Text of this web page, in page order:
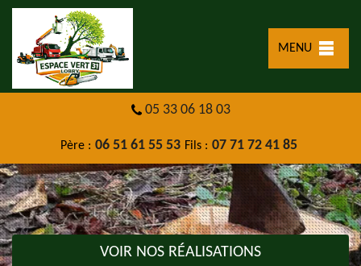
MENU
05 33 06 18 03
Père : 06 51 61 55 53 Fils : 07 71 72 41 85
VOIR NOS RÉALISATIONS